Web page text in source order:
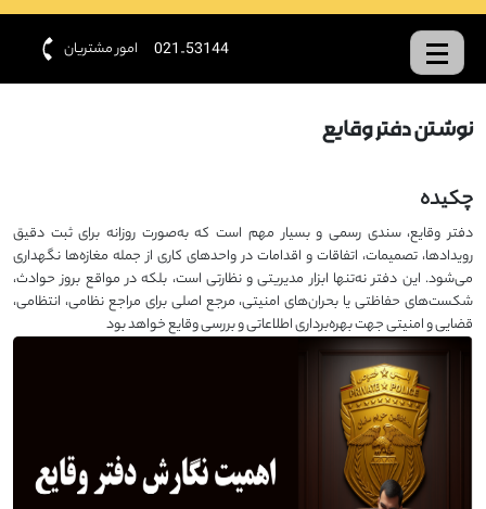
021-53144 امور مشتریان
نوشتن دفتر وقایع
چکیده
دفتر وقایع، سندی رسمی و بسیار مهم است که به‌صورت روزانه برای ثبت دقیق
رویدادها، تصمیمات، اتفاقات و اقدامات در واحدهای کاری از جمله مغازه‌ها نگهداری
می‌شود. این دفتر نه‌تنها ابزار مدیریتی و نظارتی است، بلکه در مواقع بروز حوادث،
شکست‌های حفاظتی یا بحران‌های امنیتی، مرجع اصلی برای مراجع نظامی، انتظامی،
قضایی و امنیتی جهت بهره‌برداری اطلاعاتی و بررسی وقایع خواهد بود